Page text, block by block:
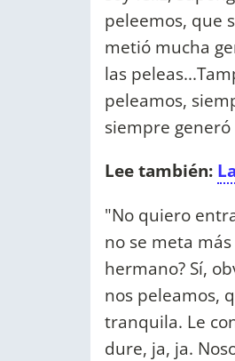
peleemos, que
metió mucha
las
peleamos,
siempre
Lee también:
"No quiero
no se meta
hermano? Sí,
nos peleamos,
tranquila. Le
dure, ja, ja.